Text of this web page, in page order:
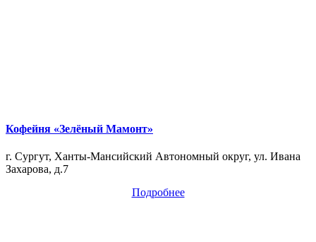
Кофейня «Зелёный Мамонт»
г. Сургут, Ханты-Мансийский Автономный округ, ул. Ивана
Захарова, д.7
Подробнее